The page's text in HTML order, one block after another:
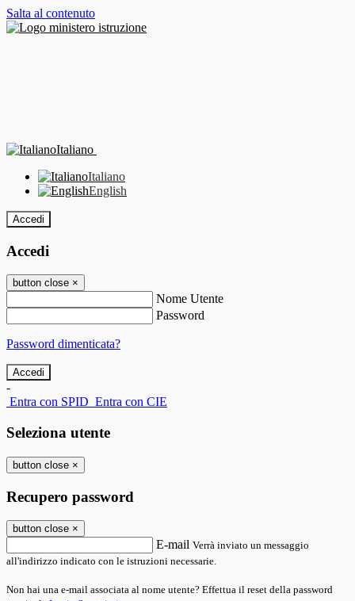
Salta al contenuto
Italiano
Italiano
English
Accedi
Accedi
button close ×
Nome Utente
Password
Password dimenticata?
-
Entra con SPID Entra con CIE
Seleziona utente
button close ×
Recupero password
button close ×
E-mail Verrà inviato un messaggio
all'indirizzo indicato con le istruzioni necessarie.
Non hai una e-mail associata al nome utente? Effettua il reset della password